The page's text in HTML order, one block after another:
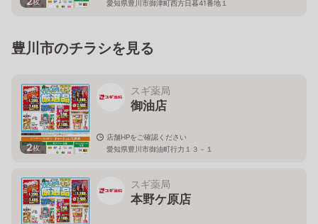
愛知県豊川市御津町西方日暮41番地１
豊川市のチラシを見る
2枚
スギ薬局
御油店
店舗HPをご確認ください
愛知県豊川市御油町行力１３－１
スギ薬局
本野ケ原店